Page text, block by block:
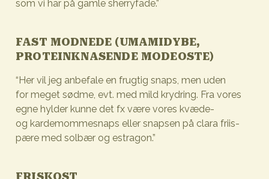
som vi har på gamle sherryfade.”
FAST MODNEDE (UMAMIDYBE,
PROTEINKNASENDE MODEOSTE)
“Her vil jeg anbefale en frugtig snaps, men uden
for meget sødme, evt. med mild krydring. Fra vores
egne hylder kunne det fx være vores kvæde-
og kardemommesnaps eller snapsen på clara friis-
pære med solbær og estragon.”